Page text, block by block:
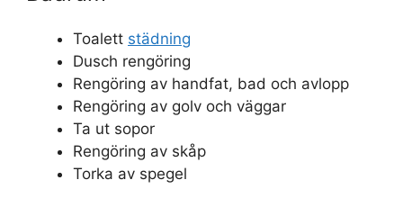
Toalett städning
Dusch rengöring
Rengöring av handfat, bad och avlopp
Rengöring av golv och väggar
Ta ut sopor
Rengöring av skåp
Torka av spegel